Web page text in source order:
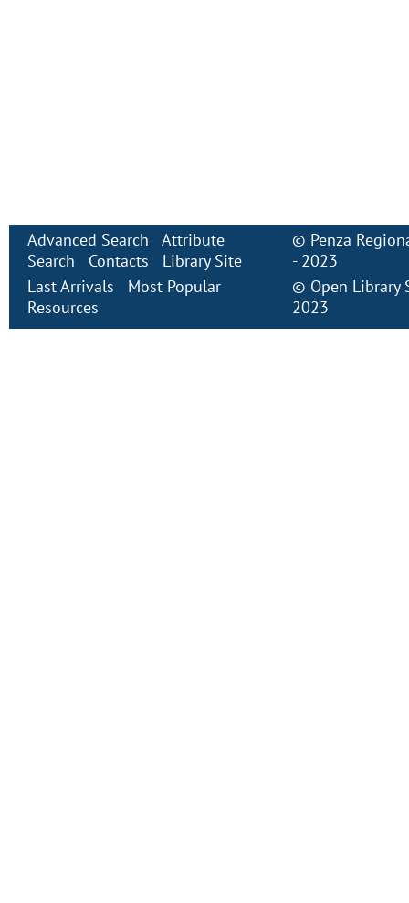
Advanced Search
Attribute
Search
Contacts
Library Site
Last Arrivals
Most Popular
Resources
© Penza
- 2023
© Open Library
2023